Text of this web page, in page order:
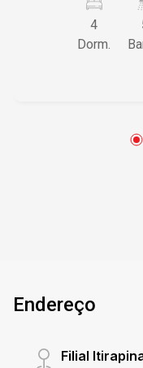
quem valoriza
tranquilo. Características do Imóvel ? 4
dormitórios,
conveniência
um lugar para
suítes amplas
dos espaços
4
Dorm.
Endereço
Filial